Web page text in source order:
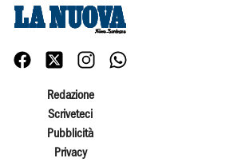
Redazione
Scriveteci
Pubblicità
Privacy